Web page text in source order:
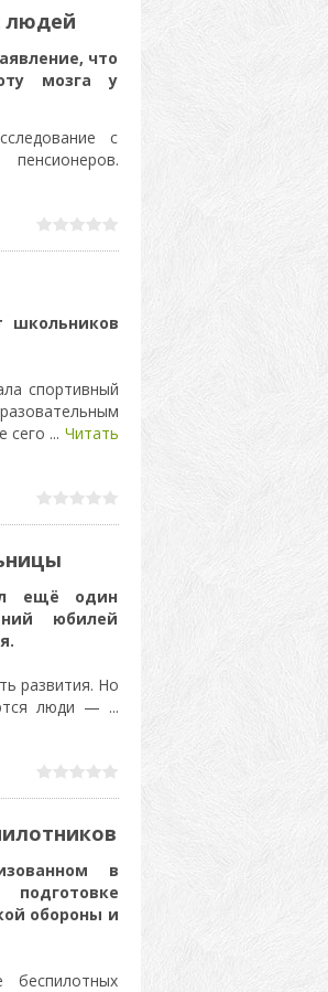
людей
что
мозга у
с
школьников
спортивный
сего ... Читать
ещё один
юбилей
развития. Но
люди — ...
в
обороны и
беспилотных